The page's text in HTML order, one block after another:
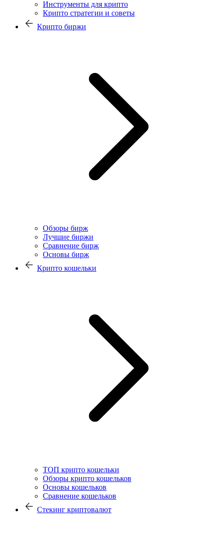
Инструменты для крипто
Крипто стратегии и советы
Крипто биржи
Обзоры бирж
Лучшие биржи
Сравнение бирж
Основы бирж
Крипто кошельки
ТОП крипто кошельки
Обзоры крипто кошельков
Основы кошельков
Сравнение кошельков
Стекинг криптовалют